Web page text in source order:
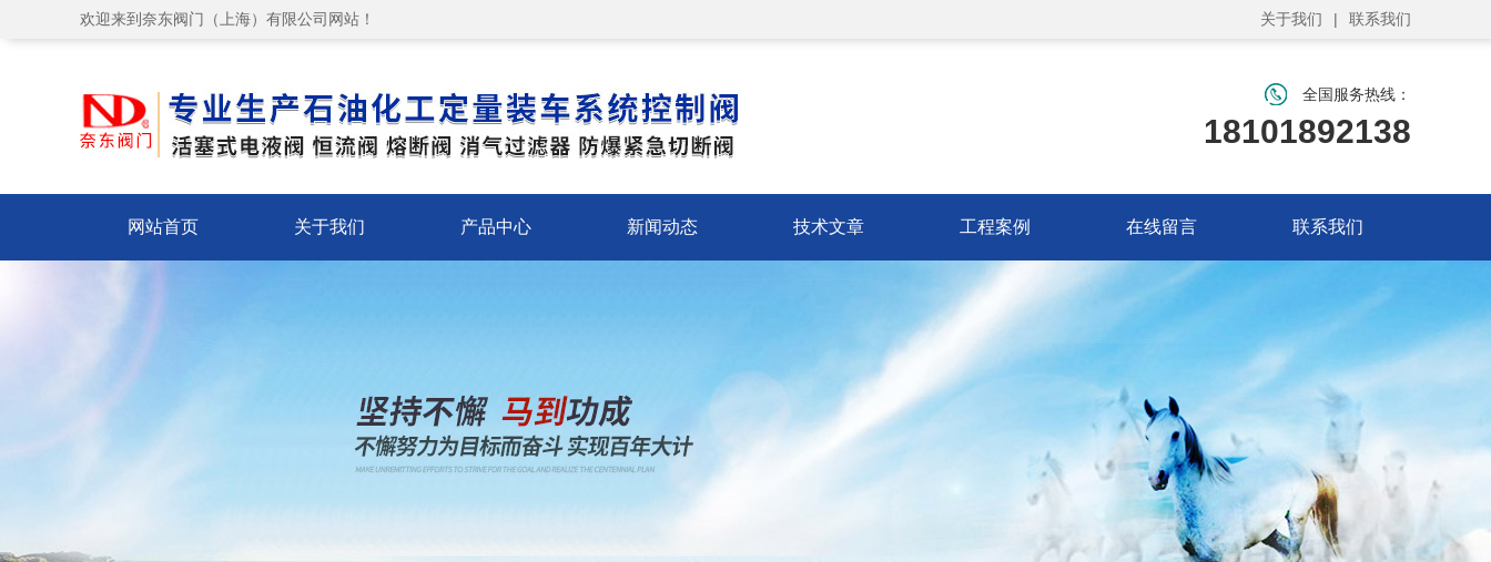
欢迎来到奈东阀门（上海）有限公司网站！ 关于我们 | 联系我们
全国服务热线：
18101892138
网站首页 关于我们 产品中心 新闻动态 技术文章 工程案例 在线留言 联系我们